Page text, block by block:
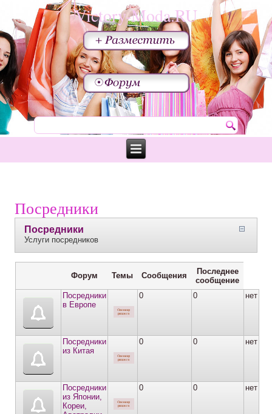
Victory-Moda.RU
Посредники
Посредники
Услуги посредников
Форум Темы Сообщения
Последнее
сообщение
Посредники
в Европе
0 0 нет
Посредники
из Китая
0 0 нет
Посредники
из Японии,
Кореи,
0 0 нет